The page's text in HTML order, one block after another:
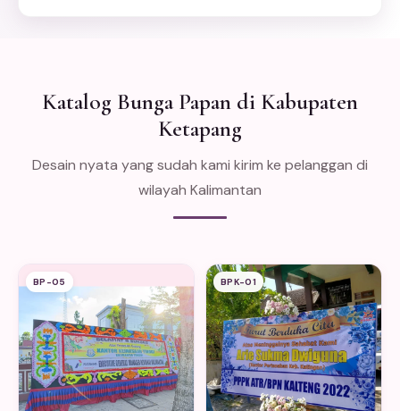
Katalog Bunga Papan di Kabupaten
Ketapang
Desain nyata yang sudah kami kirim ke pelanggan di
wilayah Kalimantan
BP-05 BPK-01